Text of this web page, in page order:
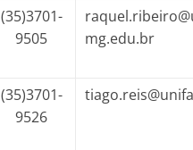
(35)3701-
9505
mg.edu.br
(35)3701-
9526